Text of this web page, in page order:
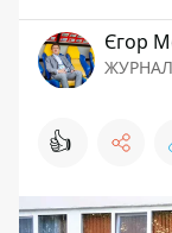
Єгор
👍